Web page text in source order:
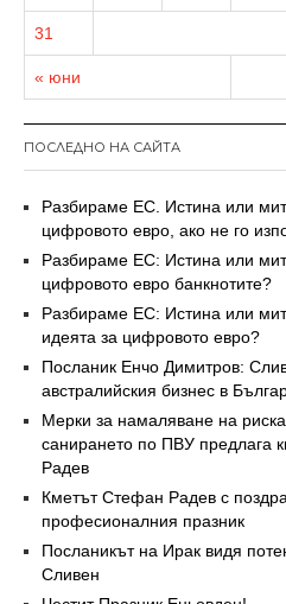
« юни
31
ПОСЛЕДНО НА САЙТА
Разбираме ЕС. Истина или
цифровото евро, ако не го
Разбираме ЕС: Истина или
цифровото евро банкнотите?
Разбираме ЕС: Истина или
идеята за цифровото евро?
Посланик Енчо Димитров:
австралийския бизнес в
Мерки за намаляване на
санирането по ПВУ предлага
Радев
Кметът Стефан Радев с
професионалния празник
Посланикът на Ирак видя
Сливен